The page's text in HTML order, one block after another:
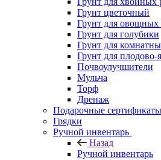
Грунт цветочный
Грунт для овощных
Грунт для голубики
Грунт для
Грунт для плодово-
Почвоулучшители
Мульча
Торф
Дренаж
Подарочные сертификаты
Грядки
Ручной инвентарь
Назад
Ручной инвентарь